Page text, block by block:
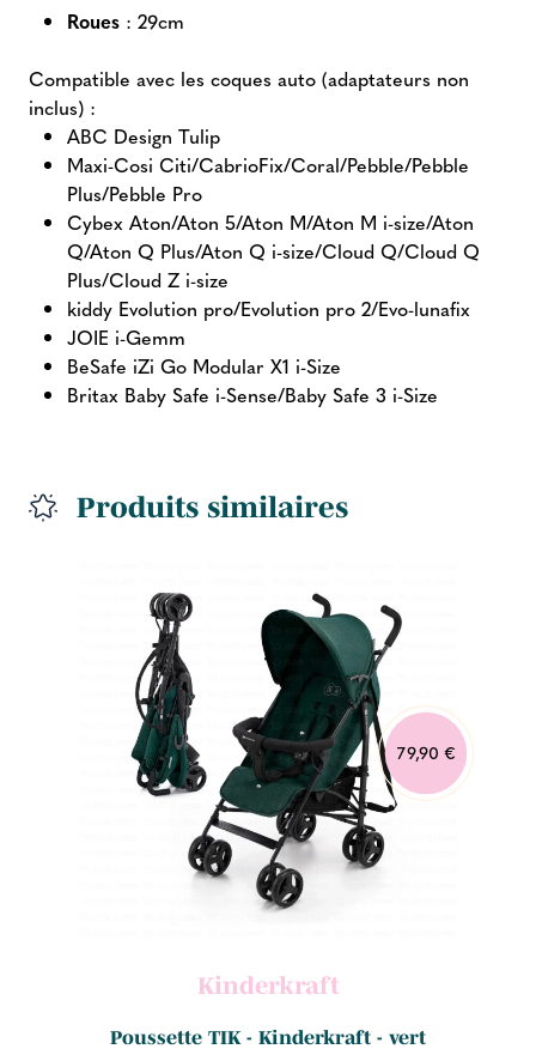
Roues : 29cm
Compatible avec les coques auto (adaptateurs non
inclus) :
ABC Design Tulip
Maxi-Cosi Citi/CabrioFix/Coral/Pebble/Pebble
Plus/Pebble Pro
Cybex Aton/Aton 5/Aton M/Aton M i-size/Aton
Q/Aton Q Plus/Aton Q i-size/Cloud Q/Cloud Q
Plus/Cloud Z i-size
kiddy Evolution pro/Evolution pro 2/Evo-lunafix
JOIE i-Gemm
BeSafe iZi Go Modular X1 i-Size
Britax Baby Safe i-Sense/Baby Safe 3 i-Size
Produits similaires
79,90 €
Kinderkraft
Poussette TIK - Kinderkraft - vert